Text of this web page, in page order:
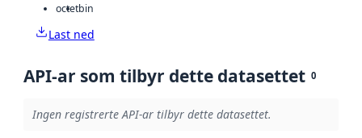
octetbin
Last ned
API-ar som tilbyr dette datasettet 0
Ingen registrerte API-ar tilbyr dette datasettet.